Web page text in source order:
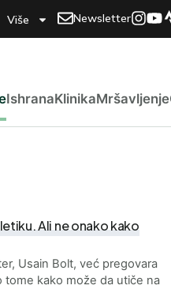
Više Newsletter
IshranaKlinikaMršavljenje
Ali ne onako kako
Usain Bolt, već pregovara
tome kako može da utiče na